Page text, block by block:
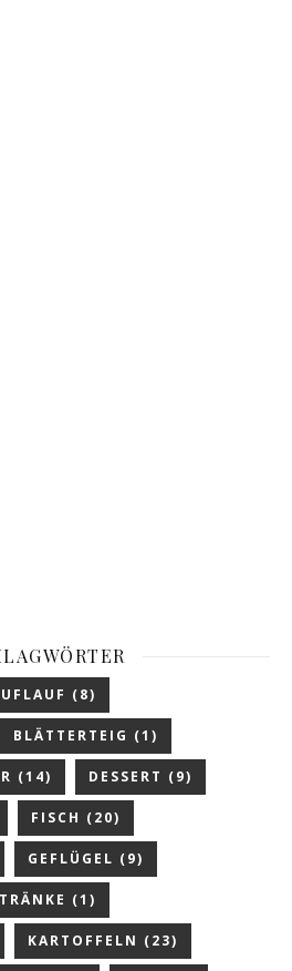
(8)
BLÄTTERTEIG (1)
(14) DESSERT (9)
FISCH (20)
GEFLÜGEL (9)
(1)
KARTOFFELN (23)